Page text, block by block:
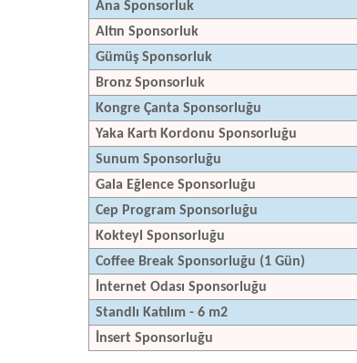
Ana Sponsorluk
Altın Sponsorluk
Gümüş Sponsorluk
Bronz Sponsorluk
Kongre Çanta Sponsorluğu
Yaka Kartı Kordonu Sponsorluğu
Sunum Sponsorluğu
Gala Eğlence Sponsorluğu
Cep Program Sponsorluğu
Kokteyl Sponsorluğu
Coffee Break Sponsorluğu (1 Gün)
İnternet Odası Sponsorluğu
Standlı Katılım - 6 m2
İnsert Sponsorluğu